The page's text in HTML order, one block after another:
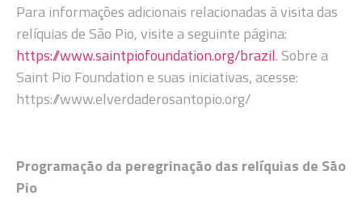
Para informações adicionais relacionadas à visita das
relíquias de São Pio, visite a seguinte página:
https://www.saintpiofoundation.org/brazil. Sobre a
Saint Pio Foundation e suas iniciativas, acesse:
https://www.elverdaderosantopio.org/
Programação da peregrinação das relíquias de São
Pio